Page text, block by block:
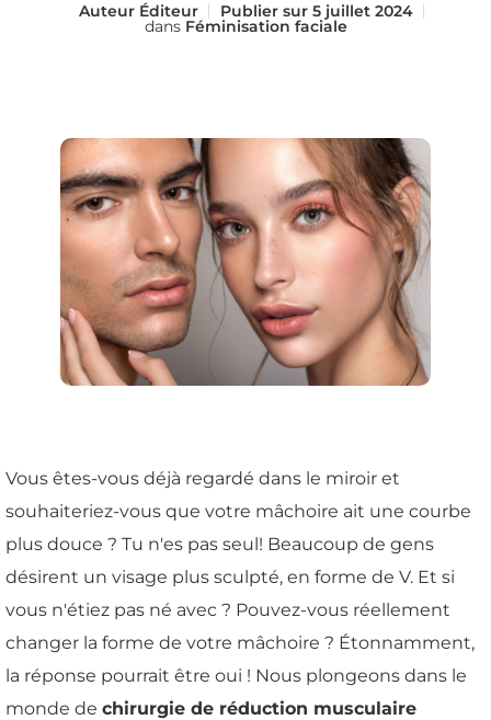
AuteurÉditeur Publier sur5 juillet 2024
dans Féminisation faciale
Vous êtes-vous déjà regardé dans le miroir et
souhaiteriez-vous que votre mâchoire ait une courbe
plus douce ? Tu n'es pas seul! Beaucoup de gens
désirent un visage plus sculpté, en forme de V. Et si
vous n'étiez pas né avec ? Pouvez-vous réellement
changer la forme de votre mâchoire ? Étonnamment,
la réponse pourrait être oui ! Nous plongeons dans le
monde de chirurgie de réduction musculaire